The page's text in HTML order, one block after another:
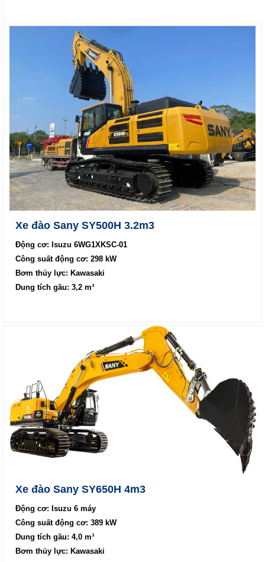
Xe đào Sany SY500H 3.2m3
Động cơ: Isuzu 6WG1XKSC-01
Công suất động cơ: 298 kW
Bơm thủy lực: Kawasaki
Dung tích gầu: 3,2 m³
Xe đào Sany SY650H 4m3
Động cơ: Isuzu 6 máy
Công suất động cơ: 389 kW
Dung tích gầu: 4,0 m³
Bơm thủy lực: Kawasaki